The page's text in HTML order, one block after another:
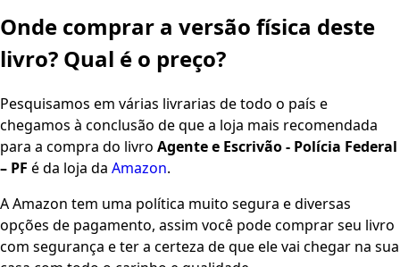
Onde comprar a versão física deste
livro? Qual é o preço?
Pesquisamos em várias livrarias de todo o país e
chegamos à conclusão de que a loja mais recomendada
para a compra do livro Agente e Escrivão - Polícia Federal
– PF é da loja da Amazon.
A Amazon tem uma política muito segura e diversas
opções de pagamento, assim você pode comprar seu livro
com segurança e ter a certeza de que ele vai chegar na sua